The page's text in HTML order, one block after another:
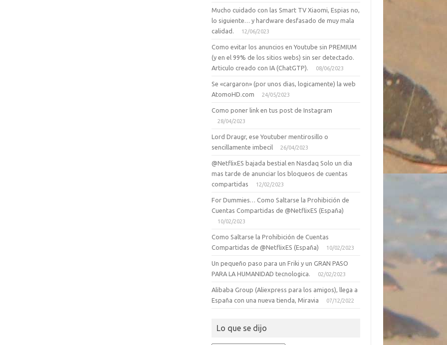
Mucho cuidado con las Smart TV Xiaomi, Espias no,
lo siguiente… y hardware desfasado de muy mala
calidad.
12/06/2023
Como evitar los anuncios en Youtube sin PREMIUM
(y en el 99% de los sitios webs) sin ser detectado.
Articulo creado con IA (ChatGTP).
08/06/2023
Se «cargaron» (por unos dias, logicamente) la web
AtomoHD.com
24/05/2023
Como poner link en tus post de Instagram
28/04/2023
Lord Draugr, ese Youtuber mentirosillo o
sencillamente imbecil
26/04/2023
@NetflixES bajada bestial en Nasdaq Solo un dia
mas tarde de anunciar los bloqueos de cuentas
compartidas
12/02/2023
For Dummies… Como Saltarse la Prohibición de
Cuentas Compartidas de @NetflixES (España)
10/02/2023
Como Saltarse la Prohibición de Cuentas
Compartidas de @NetflixES (España)
10/02/2023
Un pequeño paso para un Friki y un GRAN PASO
PARA LA HUMANIDAD tecnologica.
02/02/2023
Alibaba Group (Aliexpress para los amigos), llega a
España con una nueva tienda, Miravia
07/12/2022
Lo que se dijo